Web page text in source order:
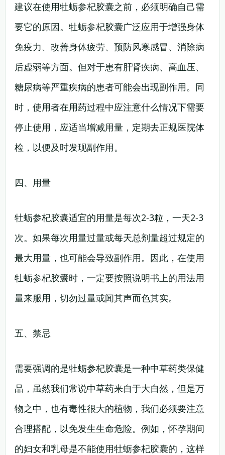
建议在使用牡蛎参杞胶囊之前，必须明确自己需
要它的原因。牡蛎参杞胶囊广泛应用于增强身体
免疫力、改善身体疲劳、预防风寒感冒、消除病
后虚弱等方面。但对于患有肝肾疾病、高血压、
糖尿病等严重疾病的患者可能会出现副作用。同
时，使用者在用药过程中应注意什么情况下需要
停止使用，应适当增减用量，定期去正规医院体
检，以便及时发现副作用。
四、用量
牡蛎参杞胶囊适宜的用量是每次2-3粒，一天2-3
次。如果每次用量过量或每天总剂量超过规定的
最大用量，也可能会导致副作用。因此，在使用
牡蛎参杞胶囊时，一定要按照说明书上的用法用
量来服用，切勿过量或闻其声而色其实。
五、禁忌
需要强调的是牡蛎参杞胶囊是一种中草药类保健
品，虽然我们常说中草药来自于大自然，但是万
物之中，也有毒性很大的植物，我们必须要注意
合理搭配，以免发生生命危险。例如，怀孕期间
的妇女和乳母是不能使用牡蛎参杞胶囊的，这样